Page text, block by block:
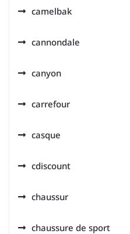
camelbak
cannondale
canyon
carrefour
casque
cdiscount
chaussur
chaussure de sport